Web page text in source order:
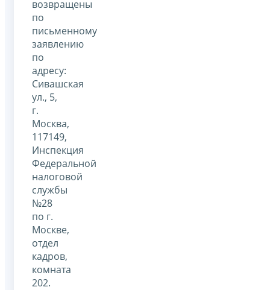
возвращены
по
письменному
заявлению
по
адресу:
Сивашская
ул., 5,
г.
Москва,
117149,
Инспекция
Федеральной
налоговой
службы
№28
по г.
Москве,
отдел
кадров,
комната
202.